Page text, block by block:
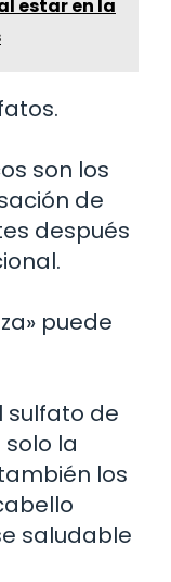
estar en la
son los
de
después
puede
sulfato de
la
los
saludable